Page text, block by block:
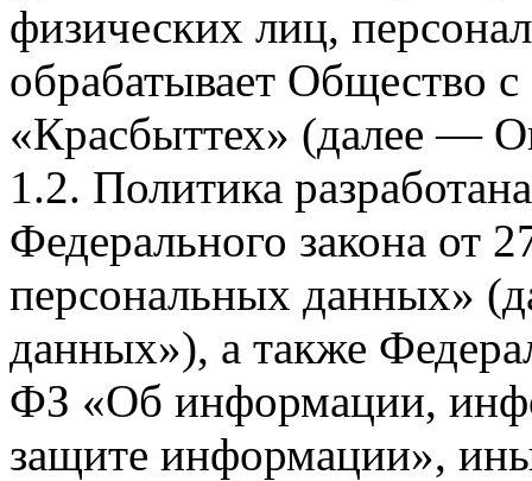
физических лиц,
обрабатывает Общество
«Красбыттех» (далее —
1.2. Политика
Федерального закона
персональных данных»
данных»), а также
ФЗ «Об информации,
защите информации»,